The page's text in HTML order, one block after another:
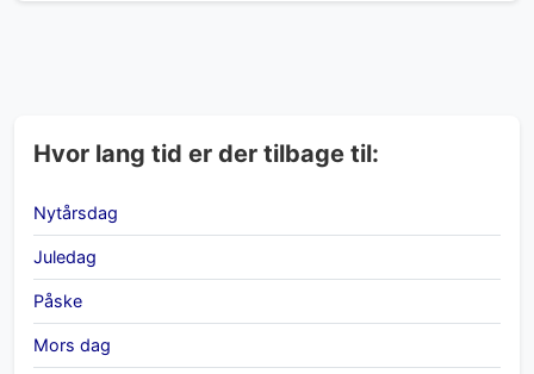
Hvor lang tid er der tilbage til:
Nytårsdag
Juledag
Påske
Mors dag